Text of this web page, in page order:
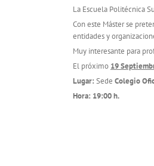
La Escuela Politécnica
Con este Máster se
entidades y
Muy interesante para
El próximo 19
Lugar: Sede Colegio
Hora: 19:00 h.